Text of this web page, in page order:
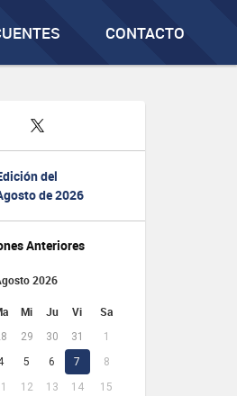
CONTACTO
del
de 2026
Anteriores
2026
Mi Ju Vi Sa
29 30 31
1
5 6 7
8
12 13 14
15